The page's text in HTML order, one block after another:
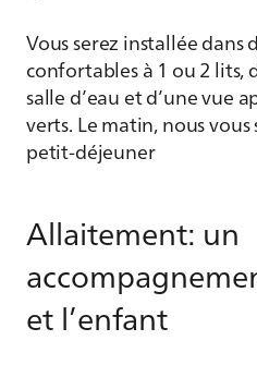
Vous serez installée dans
confortables à 1 ou 2 lits,
salle d’eau et d’une vue
verts. Le matin, nous
petit-déjeuner
Allaitement: un
et l’enfant